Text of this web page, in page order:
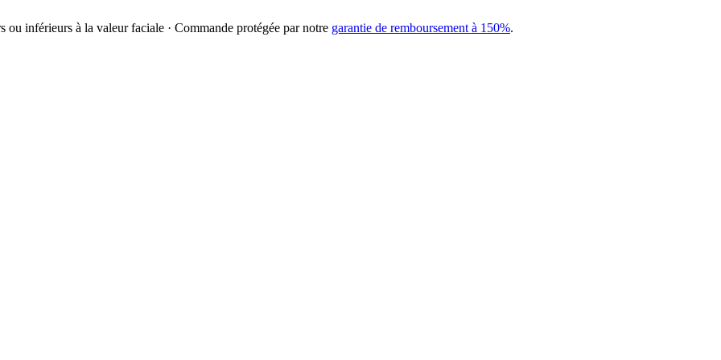
inférieurs à la valeur faciale · Commande protégée par notre garantie de remboursement à 150%.